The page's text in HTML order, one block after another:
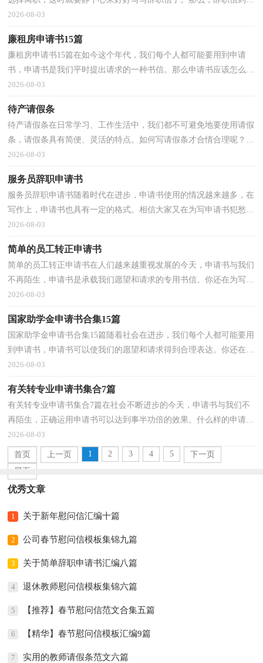
怎么写呢？下面是小编收集整理的员工个人原因辞职信...
2026-08-03
廉租房申请书15篇
廉租房申请书15篇在如今这个年代，我们每个人都可能要用到申请
书，申请书是我们平时提出请求的一种书信。那么申请书应该怎么写
才合适呢？以下是小编帮大家整理的廉租房申请书，欢迎...
2026-08-03
待产请假条
待产请假条在日常学习、工作生活中，我们都不可避免地要使用请假
条，请假条具有简便、灵活的特点。如何写请假条才合情合理呢？下
面是小编帮大家整理的待产请假条，仅供参考，大家一起...
2026-08-03
服务员辞职申请书
服务员辞职申请书随着时代在进步，申请书使用的情况越来越多，在
写作上，申请书也具有一定的格式。相信大家又在为写申请书犯愁了
吧！下面是小编收集整理的服务员辞职申请书，欢迎大家...
2026-08-03
简单的员工转正申请书
简单的员工转正申请书在人们越来越重视发展的今天，申请书与我们
不再陌生，申请书是承载我们愿望和请求的专用书信。你还在为写申
请书而苦恼吗？以下是小编整理的简单的员工转正申...
2026-08-03
国家助学金申请书合集15篇
国家助学金申请书合集15篇随着社会在进步，我们每个人都可能要用
到申请书，申请书可以使我们的愿望和请求得到合理表达。你还在为
写申请书而苦恼吗？以下是小编为大家收集的国家助...
2026-08-03
有关转专业申请书集合7篇
有关转专业申请书集合7篇在社会不断进步的今天，申请书与我们不
再陌生，正确运用申请书可以达到事半功倍的效果。什么样的申请书
才是合理的呢？下面是小编收集整理的转专业申请书7...
2026-08-03
首页 上一页 1 2 3 4 5
下一页
尾页
优秀文章
1 关于新年慰问信汇编十篇
2 公司春节慰问信模板集锦九篇
3 关于简单辞职申请书汇编八篇
4 退休教师慰问信模板集锦六篇
5 【推荐】春节慰问信范文合集五篇
6 【精华】春节慰问信模板汇编9篇
7 实用的教师请假条范文六篇